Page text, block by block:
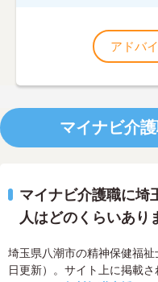
アドバ
マイナビ介
マイナビ介護職に埼
人はどのくらいあり
埼玉県八潮市の精神保健福
日更新）。サイト上に掲載